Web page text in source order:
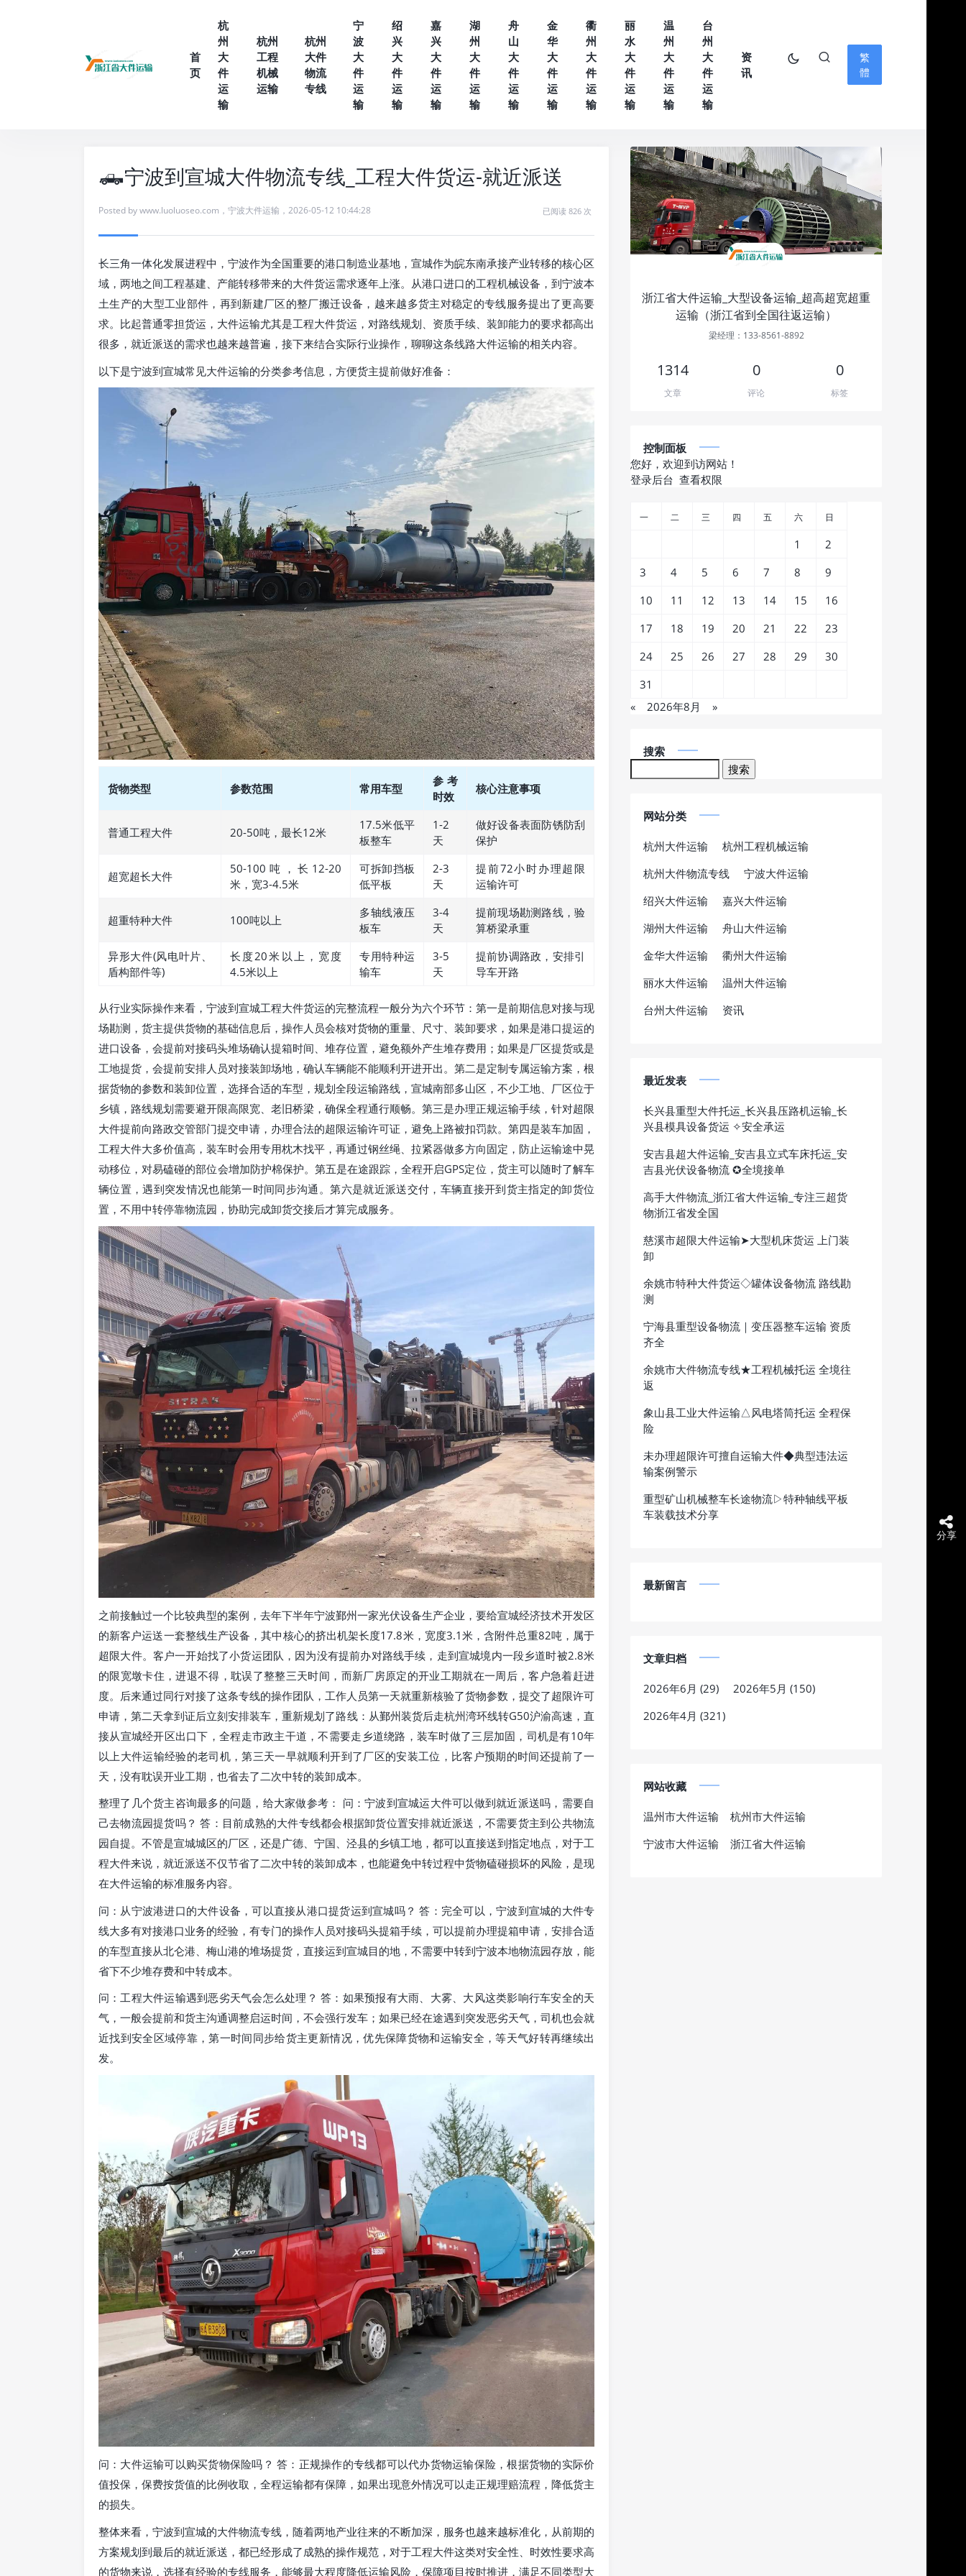
首
页
杭
州
大
件
运
输
杭州
工程
机械
运输
杭州
大件
物流
专线
宁
波
大
件
运
输
绍
兴
大
件
运
输
嘉
兴
大
件
运
输
湖
州
大
件
运
输
舟
山
大
件
运
输
金
华
大
件
运
输
衢
州
大
件
运
输
丽
水
大
件
运
输
温
州
大
件
运
输
台
州
大
件
运
输
资
讯
繁
體
🛻宁波到宣城大件物流专线_工程大件货运-就近派送
Posted bywww.luoluoseo.com ， 宁波大件运输 ， 2026-05-12 10:44:28 已阅读 826 次
长三角一体化发展进程中，宁波作为全国重要的港口制造业基地，宣城作为皖东南承接产业转移的核心区
域，两地之间工程基建、产能转移带来的大件货运需求逐年上涨。从港口进口的工程机械设备，到宁波本
土生产的大型工业部件，再到新建厂区的整厂搬迁设备，越来越多货主对稳定的专线服务提出了更高要
求。比起普通零担货运，大件运输尤其是工程大件货运，对路线规划、资质手续、装卸能力的要求都高出
很多，就近派送的需求也越来越普遍，接下来结合实际行业操作，聊聊这条线路大件运输的相关内容。
以下是宁波到宣城常见大件运输的分类参考信息，方便货主提前做好准备：
货物类型 参数范围 常用车型
参考
时效
核心注意事项
普通工程大件 20-50吨，最长12米
17.5米低平
板整车
1-2
天
做好设备表面防锈防刮
保护
超宽超长大件
50-100吨，长12-20
米，宽3-4.5米
可拆卸挡板
低平板
2-3
天
提前72小时办理超限
运输许可
超重特种大件 100吨以上
多轴线液压
板车
3-4
天
提前现场勘测路线，验
算桥梁承重
异形大件(风电叶片、
盾构部件等)
长度20米以上，宽度
4.5米以上
专用特种运
输车
3-5
天
提前协调路政，安排引
导车开路
从行业实际操作来看，宁波到宣城工程大件货运的完整流程一般分为六个环节：第一是前期信息对接与现
场勘测，货主提供货物的基础信息后，操作人员会核对货物的重量、尺寸、装卸要求，如果是港口提运的
进口设备，会提前对接码头堆场确认提箱时间、堆存位置，避免额外产生堆存费用；如果是厂区提货或是
工地提货，会提前安排人员对接装卸场地，确认车辆能不能顺利开进开出。第二是定制专属运输方案，根
据货物的参数和装卸位置，选择合适的车型，规划全段运输路线，宣城南部多山区，不少工地、厂区位于
乡镇，路线规划需要避开限高限宽、老旧桥梁，确保全程通行顺畅。第三是办理正规运输手续，针对超限
大件提前向路政交管部门提交申请，办理合法的超限运输许可证，避免上路被扣罚款。第四是装车加固，
工程大件大多价值高，装车时会用专用枕木找平，再通过钢丝绳、拉紧器做多方向固定，防止运输途中晃
动移位，对易磕碰的部位会增加防护棉保护。第五是在途跟踪，全程开启GPS定位，货主可以随时了解车
辆位置，遇到突发情况也能第一时间同步沟通。第六是就近派送交付，车辆直接开到货主指定的卸货位
置，不用中转停靠物流园，协助完成卸货交接后才算完成服务。
之前接触过一个比较典型的案例，去年下半年宁波鄞州一家光伏设备生产企业，要给宣城经济技术开发区
的新客户运送一套整线生产设备，其中核心的挤出机架长度17.8米，宽度3.1米，含附件总重82吨，属于
超限大件。客户一开始找了小货运团队，因为没有提前办对路线手续，走到宣城境内一段乡道时被2.8米
的限宽墩卡住，进退不得，耽误了整整三天时间，而新厂房原定的开业工期就在一周后，客户急着赶进
度。后来通过同行对接了这条专线的操作团队，工作人员第一天就重新核验了货物参数，提交了超限许可
申请，第二天拿到证后立刻安排装车，重新规划了路线：从鄞州装货后走杭州湾环线转G50沪渝高速，直
接从宣城经开区出口下，全程走市政主干道，不需要走乡道绕路，装车时做了三层加固，司机是有10年
以上大件运输经验的老司机，第三天一早就顺利开到了厂区的安装工位，比客户预期的时间还提前了一
天，没有耽误开业工期，也省去了二次中转的装卸成本。
整理了几个货主咨询最多的问题，给大家做参考： 问：宁波到宣城运大件可以做到就近派送吗，需要自
己去物流园提货吗？ 答：目前成熟的大件专线都会根据卸货位置安排就近派送，不需要货主到公共物流
园自提。不管是宣城城区的厂区，还是广德、宁国、泾县的乡镇工地，都可以直接送到指定地点，对于工
程大件来说，就近派送不仅节省了二次中转的装卸成本，也能避免中转过程中货物磕碰损坏的风险，是现
在大件运输的标准服务内容。
问：从宁波港进口的大件设备，可以直接从港口提货运到宣城吗？ 答：完全可以，宁波到宣城的大件专
线大多有对接港口业务的经验，有专门的操作人员对接码头提箱手续，可以提前办理提箱申请，安排合适
的车型直接从北仑港、梅山港的堆场提货，直接运到宣城目的地，不需要中转到宁波本地物流园存放，能
省下不少堆存费和中转成本。
问：工程大件运输遇到恶劣天气会怎么处理？ 答：如果预报有大雨、大雾、大风这类影响行车安全的天
气，一般会提前和货主沟通调整启运时间，不会强行发车；如果已经在途遇到突发恶劣天气，司机也会就
近找到安全区域停靠，第一时间同步给货主更新情况，优先保障货物和运输安全，等天气好转再继续出
发。
问：大件运输可以购买货物保险吗？ 答：正规操作的专线都可以代办货物运输保险，根据货物的实际价
值投保，保费按货值的比例收取，全程运输都有保障，如果出现意外情况可以走正规理赔流程，降低货主
的损失。
整体来看，宁波到宣城的大件物流专线，随着两地产业往来的不断加深，服务也越来越标准化，从前期的
方案规划到最后的就近派送，都已经形成了成熟的操作规范，对于工程大件这类对安全性、时效性要求高
的货物来说，选择有经验的专线服务，能够最大程度降低运输风险，保障项目按时推进，满足不同类型大
浙江省大件运输_大型设备运输_超高超宽超重
运输（浙江省到全国往返运输）
梁经理：133-8561-8892
1314
文章
0
评论
0
标签
控制面板
您好，欢迎到访网站！
登录后台 查看权限
« 2026年8月 »
一 二 三 四 五 六 日
1
2
3
4 5 6 7 8
9
10
11 12 13 14 15
16
17
18 19 20 21 22
23
24
25 26 27 28 29
30
31
搜索
网站分类
杭州大件运输
杭州工程机械运输
杭州大件物流专线
宁波大件运输
绍兴大件运输
嘉兴大件运输
湖州大件运输
舟山大件运输
金华大件运输
衢州大件运输
丽水大件运输
温州大件运输
台州大件运输
资讯
最近发表
长兴县重型大件托运_长兴县压路机运输_长
兴县模具设备货运 ✧安全承运
安吉县超大件运输_安吉县立式车床托运_安
吉县光伏设备物流 ✪全境接单
高手大件物流_浙江省大件运输_专注三超货
物浙江省发全国
慈溪市超限大件运输➤大型机床货运 上门装
卸
余姚市特种大件货运◇罐体设备物流 路线勘
测
宁海县重型设备物流｜变压器整车运输 资质
齐全
余姚市大件物流专线★工程机械托运 全境往
返
象山县工业大件运输△风电塔筒托运 全程保
险
未办理超限许可擅自运输大件◆典型违法运
输案例警示
重型矿山机械整车长途物流▷特种轴线平板
车装载技术分享
最新留言
文章归档
2026年6月 (29)
2026年5月 (150)
2026年4月 (321)
网站收藏
温州市大件运输
杭州市大件运输
宁波市大件运输
浙江省大件运输
分享